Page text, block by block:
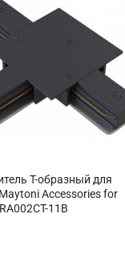
T-образный для
Accessories for
11B